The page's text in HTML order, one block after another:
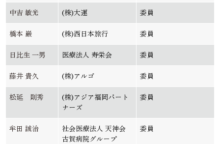
中吉 敏光 (株)大運 委員
橋本 巌 (株)西日本旅行 委員
日比生 一男 医療法人 寿栄会 委員
藤井 貴久 (株)アルゴ 委員
松延 則秀
(株)アジア福岡パート
ナーズ
委員
牟田 誠治
社会医療法人 天神会
古賀病院グループ
委員